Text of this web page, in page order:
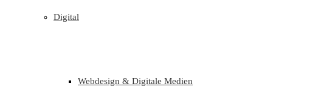
Digital
Webdesign & Digitale Medien